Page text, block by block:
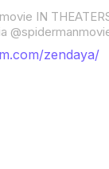
IN
zendaya/